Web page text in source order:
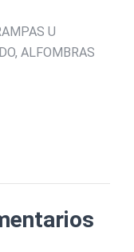
U
ALFOMBRAS